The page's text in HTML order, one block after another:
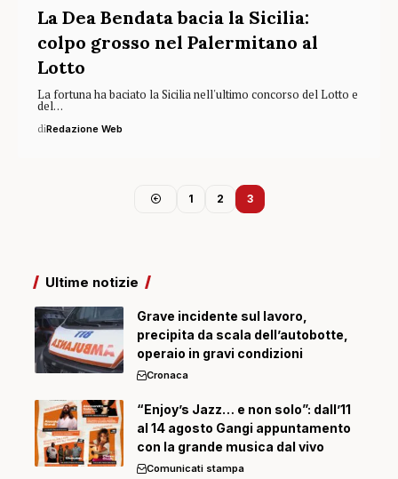
La Dea Bendata bacia la Sicilia:
colpo grosso nel Palermitano al
Lotto
La fortuna ha baciato la Sicilia nell'ultimo concorso del Lotto e
del…
diRedazione Web
1 2 3
Ultime notizie
Grave incidente sul lavoro,
precipita da scala dell’autobotte,
operaio in gravi condizioni
Cronaca
“Enjoy’s Jazz… e non solo”: dall’11
al 14 agosto Gangi appuntamento
con la grande musica dal vivo
Comunicati stampa